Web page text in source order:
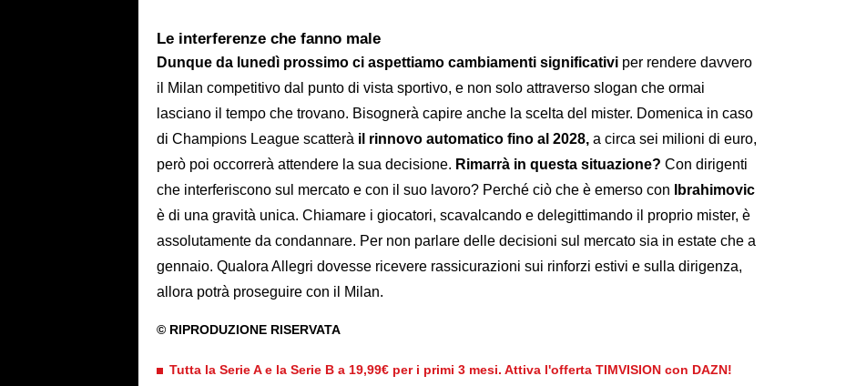
Le interferenze che fanno male
Dunque da lunedì prossimo ci aspettiamo cambiamenti significativi per rendere davvero
il Milan competitivo dal punto di vista sportivo, e non solo attraverso slogan che ormai
lasciano il tempo che trovano. Bisognerà capire anche la scelta del mister. Domenica in caso
di Champions League scatterà il rinnovo automatico fino al 2028, a circa sei milioni di euro,
però poi occorrerà attendere la sua decisione. Rimarrà in questa situazione? Con dirigenti
che interferiscono sul mercato e con il suo lavoro? Perché ciò che è emerso con
Ibrahimovic
è di una gravità unica. Chiamare i giocatori, scavalcando e delegittimando il proprio mister, è
assolutamente da condannare. Per non parlare delle decisioni sul mercato sia in estate che a
gennaio. Qualora Allegri dovesse ricevere rassicurazioni sui rinforzi estivi e sulla dirigenza,
allora potrà proseguire con il Milan.
Tutta la Serie A e la Serie B a 19,99€ per i primi 3 mesi. Attiva l'offerta TIMVISION con DAZN!